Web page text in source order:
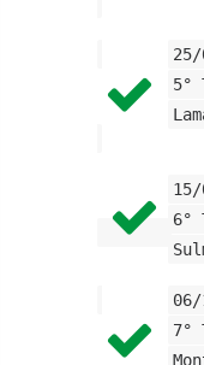
25/
5°
15/
6°
06/
7°